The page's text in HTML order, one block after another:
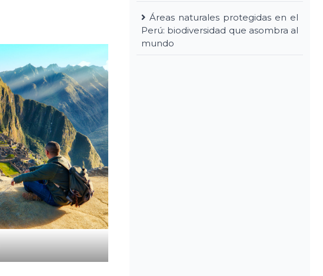
Áreas naturales protegidas en el
Perú: biodiversidad que asombra al
mundo